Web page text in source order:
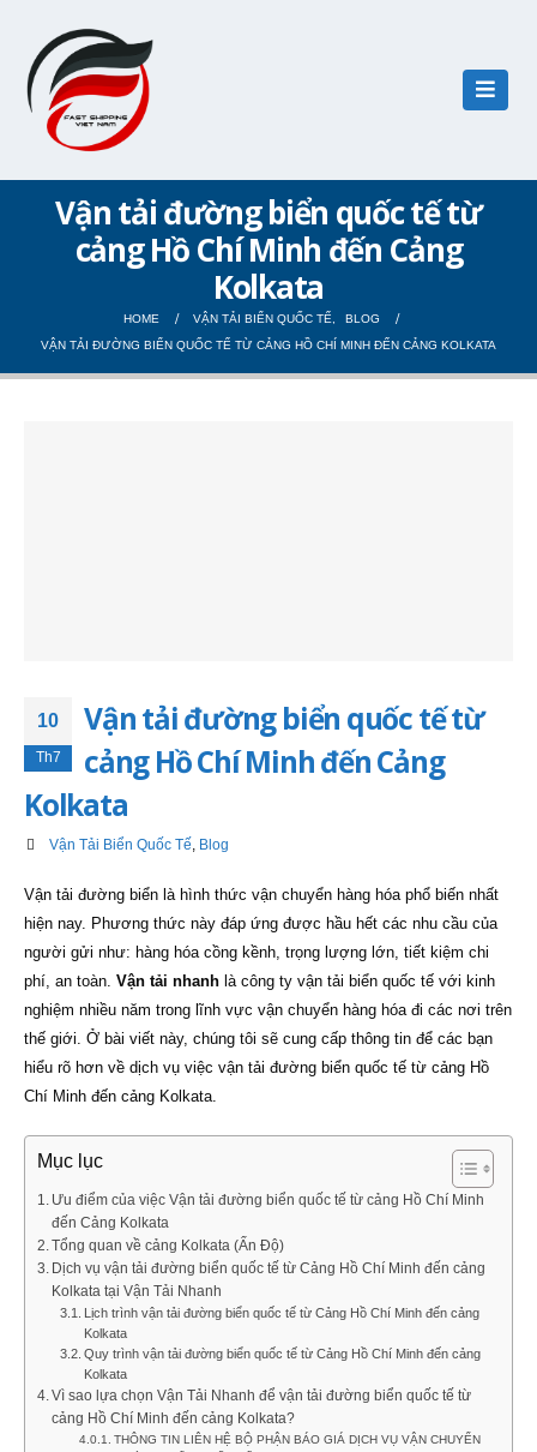
Vận tải đường biển quốc tế từ
cảng Hồ Chí Minh đến Cảng
Kolkata
HOME VẬN TẢI BIỂN QUỐC TẾ
BLOG
VẬN TẢI ĐƯỜNG BIỂN QUỐC TẾ TỪ CẢNG HỒ CHÍ MINH ĐẾN CẢNG KOLKATA
10
Th7
Vận tải đường biển quốc tế từ
cảng Hồ Chí Minh đến Cảng
Kolkata
Vận Tải Biển Quốc Tế Blog
Vận tải đường biển là hình thức vận chuyển hàng hóa phổ biến nhất
hiện nay. Phương thức này đáp ứng được hầu hết các nhu cầu của
người gửi như: hàng hóa cồng kềnh, trọng lượng lớn, tiết kiệm chi
phí, an toàn. Vận tải nhanh là công ty vận tải biển quốc tế với kinh
nghiệm nhiều năm trong lĩnh vực vận chuyển hàng hóa đi các nơi trên
thế giới. Ở bài viết này, chúng tôi sẽ cung cấp thông tin để các bạn
hiểu rõ hơn về dịch vụ việc vận tải đường biển quốc tế từ cảng Hồ
Chí Minh đến cảng Kolkata.
Mục lục
Ưu điểm của việc Vận tải đường biển quốc tế từ cảng Hồ Chí Minh
đến Cảng Kolkata
Tổng quan về cảng Kolkata (Ấn Độ)
Dịch vụ vận tải đường biển quốc tế từ Cảng Hồ Chí Minh đến cảng
Kolkata tại Vận Tải Nhanh
Lịch trình vận tải đường biển quốc tế từ Cảng Hồ Chí Minh đến cảng
Kolkata
Quy trình vận tải đường biển quốc tế từ Cảng Hồ Chí Minh đến cảng
Kolkata
Vì sao lựa chọn Vận Tải Nhanh để vận tải đường biển quốc tế từ
cảng Hồ Chí Minh đến cảng Kolkata?
THÔNG TIN LIÊN HỆ BỘ PHẬN BÁO GIÁ DỊCH VỤ VẬN CHUYỂN